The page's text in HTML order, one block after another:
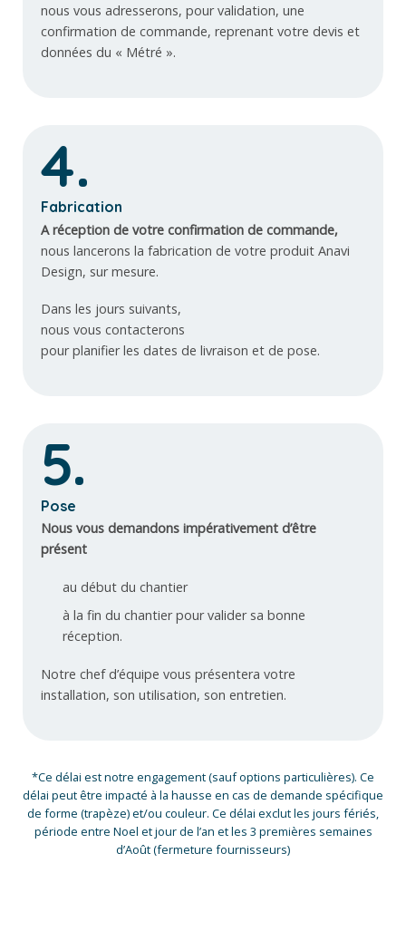
nous vous adresserons, pour validation, une
confirmation de commande, reprenant votre devis et
données du « Métré ».
4.
Fabrication
A réception de votre confirmation de commande,
nous lancerons la fabrication de votre produit Anavi
Design, sur mesure.
Dans les jours suivants,
nous vous contacterons
pour planifier les dates de livraison et de pose.
5.
Pose
Nous vous demandons impérativement d’être
présent
au début du chantier
à la fin du chantier pour valider sa bonne
réception.
Notre chef d’équipe vous présentera votre
installation, son utilisation, son entretien.
*Ce délai est notre engagement (sauf options particulières). Ce
délai peut être impacté à la hausse en cas de demande spécifique
de forme (trapèze) et/ou couleur. Ce délai exclut les jours fériés,
période entre Noel et jour de l’an et les 3 premières semaines
d’Août (fermeture fournisseurs)